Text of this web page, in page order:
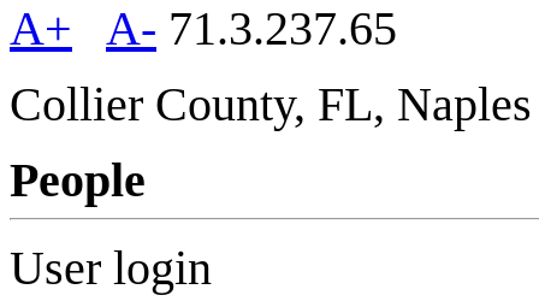
A+
A- 71.3.237.65
Collier County, FL,
People
User login